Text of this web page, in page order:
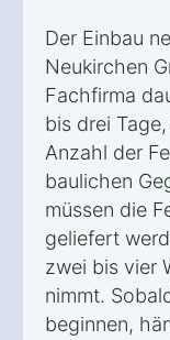
Der Einbau
Neukirchen
Fachfirma
bis drei
Anzahl der
baulichen
müssen die
geliefert
zwei bis vier
nimmt.
beginnen,